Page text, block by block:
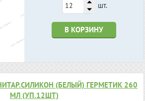
шт.
В КОРЗИНУ
(БЕЛЫЙ) ГЕРМЕТИК 260
МЛ (УП.12ШТ)